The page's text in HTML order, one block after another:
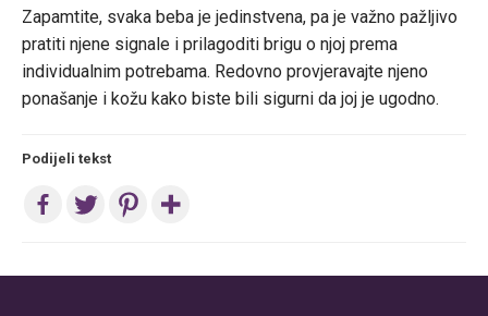
Zapamtite, svaka beba je jedinstvena, pa je važno pažljivo
pratiti njene signale i prilagoditi brigu o njoj prema
individualnim potrebama. Redovno provjeravajte njeno
ponašanje i kožu kako biste bili sigurni da joj je ugodno.
Podijeli tekst
Post